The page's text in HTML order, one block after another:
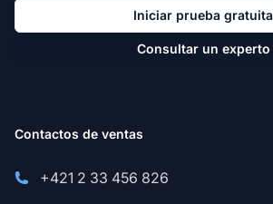
Iniciar prueba gratuita
Consultar un experto
Contactos de ventas
+421 2 33 456 826